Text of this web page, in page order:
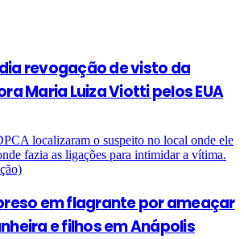
revogação de visto da
Maria Luiza Viotti pelos EUA
em flagrante por ameaçar
e filhos em Anápolis